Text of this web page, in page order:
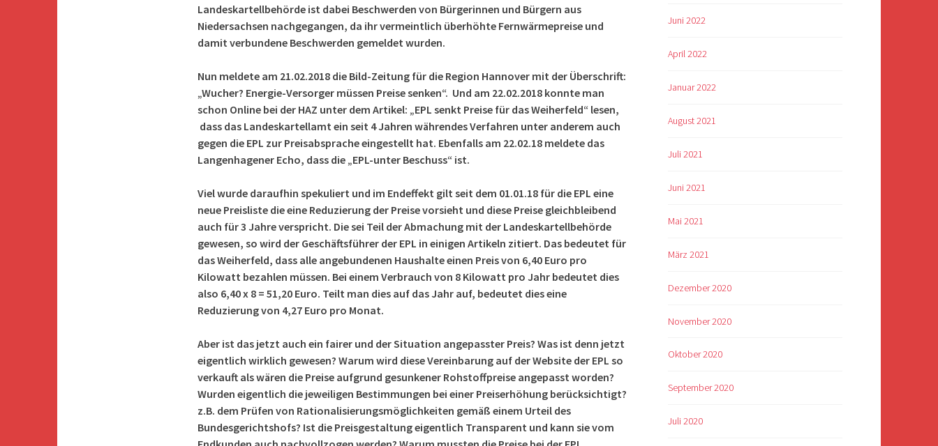
Landeskartellbehörde ist dabei Beschwerden von Bürgerinnen und Bürgern aus
Niedersachsen nachgegangen, da ihr vermeintlich überhöhte Fernwärmepreise und
damit verbundene Beschwerden gemeldet wurden.
Nun meldete am 21.02.2018 die Bild-Zeitung für die Region Hannover mit der Überschrift:
„Wucher? Energie-Versorger müssen Preise senken“. Und am 22.02.2018 konnte man
schon Online bei der HAZ unter dem Artikel: „EPL senkt Preise für das Weiherfeld“ lesen,
dass das Landeskartellamt ein seit 4 Jahren währendes Verfahren unter anderem auch
gegen die EPL zur Preisabsprache eingestellt hat. Ebenfalls am 22.02.18 meldete das
Langenhagener Echo, dass die „EPL-unter Beschuss“ ist.
Viel wurde daraufhin spekuliert und im Endeffekt gilt seit dem 01.01.18 für die EPL eine
neue Preisliste die eine Reduzierung der Preise vorsieht und diese Preise gleichbleibend
auch für 3 Jahre verspricht. Die sei Teil der Abmachung mit der Landeskartellbehörde
gewesen, so wird der Geschäftsführer der EPL in einigen Artikeln zitiert. Das bedeutet für
dasWeiherfeld, dass alle angebundenen Haushalte einen Preis von 6,40 Euro pro
Kilowatt bezahlen müssen. Bei einem Verbrauch von 8 Kilowatt pro Jahr bedeutet dies
also 6,40 x 8 = 51,20 Euro. Teilt man dies auf das Jahr auf, bedeutet dies eine
Reduzierung von 4,27 Euro pro Monat.
Aber ist das jetzt auch ein fairer und der Situation angepasster Preis? Was ist denn jetzt
eigentlich wirklich gewesen? Warum wird diese Vereinbarung auf der Website der EPL so
verkauft als wären die Preise aufgrund gesunkener Rohstoffpreise angepasst worden?
Wurden eigentlich die jeweiligen Bestimmungen bei einer Preiserhöhung berücksichtigt?
z.B. dem Prüfen von Rationalisierungsmöglichkeiten gemäß einem Urteil des
Bundesgerichtshofs? Ist die Preisgestaltung eigentlich Transparent und kann sie vom
Juni 2022
April 2022
Januar 2022
August 2021
Juli 2021
Juni 2021
Mai 2021
März 2021
Dezember 2020
November 2020
Oktober 2020
September 2020
Juli 2020